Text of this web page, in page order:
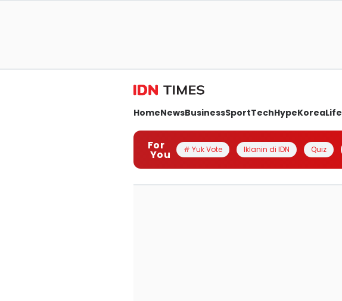
HomeNewsBusinessSportTechHypeKoreaLife
For
You # Yuk Vote Iklanin di IDN Quiz